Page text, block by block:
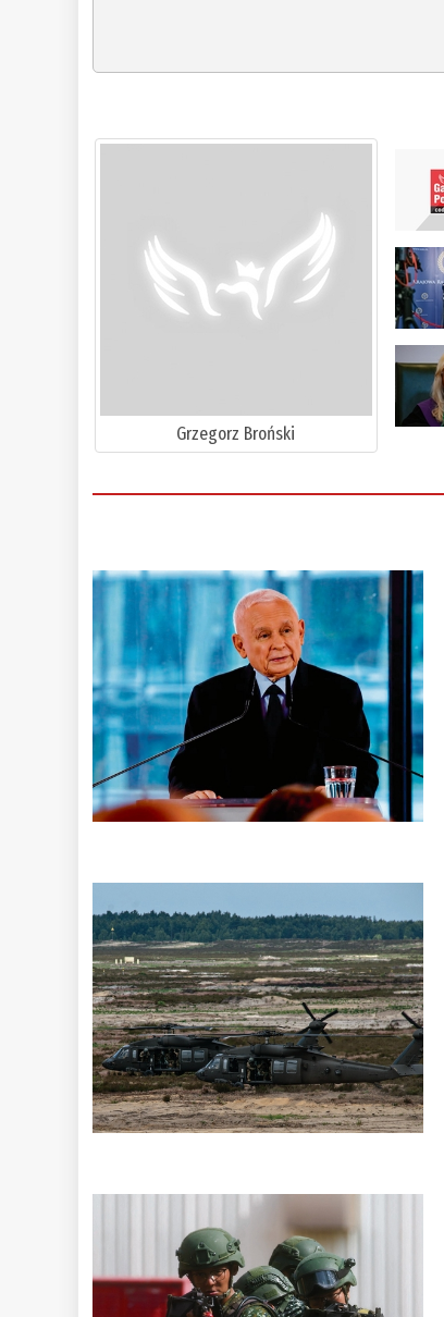
Grzegorz Broński